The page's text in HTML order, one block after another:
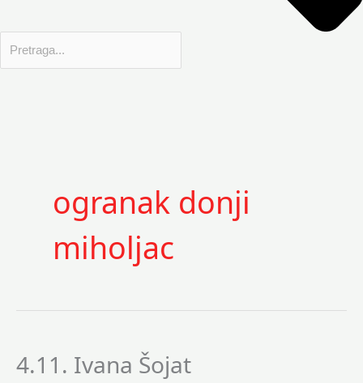
ogranak donji
miholjac
4.11. Ivana Šojat
4.11.
Ivana